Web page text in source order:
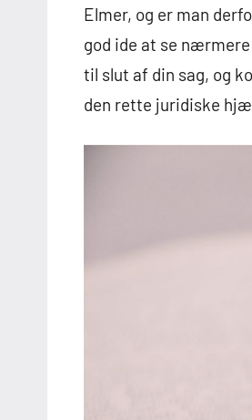
Elmer, og er man
god ide at se
til slut af din sag, og
den rette juridiske